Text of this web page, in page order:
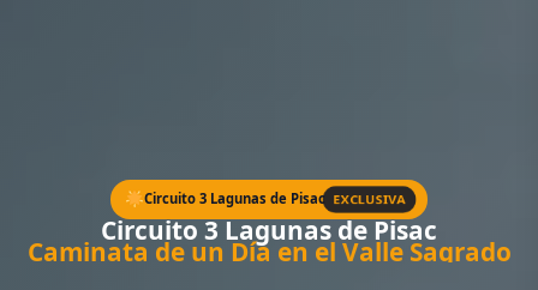
Circuito 3 Lagunas de PisacEXCLUSIVA
Circuito 3 Lagunas de Pisac
Caminata de un Día en el Valle Sagrado